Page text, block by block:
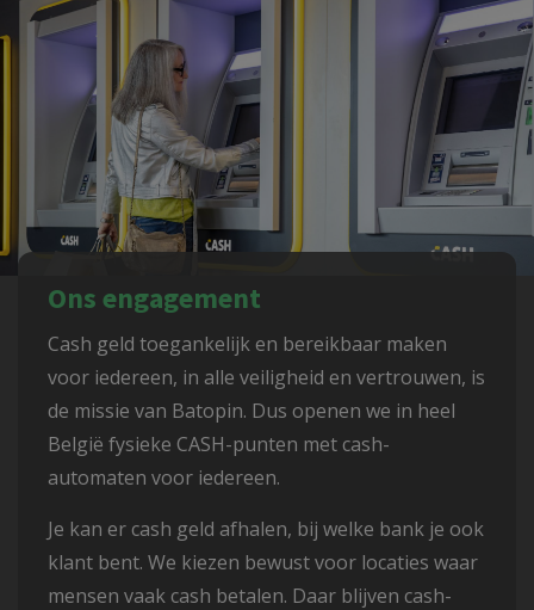
Ons engagement
Cash geld toegankelijk en bereikbaar maken
voor iedereen, in alle veiligheid en vertrouwen, is
de missie van Batopin. Dus openen we in heel
België fysieke CASH-punten met cash-
automaten voor iedereen.
Je kan er cash geld afhalen, bij welke bank je ook
klant bent. We kiezen bewust voor locaties waar
mensen vaak cash betalen. Daar blijven cash-